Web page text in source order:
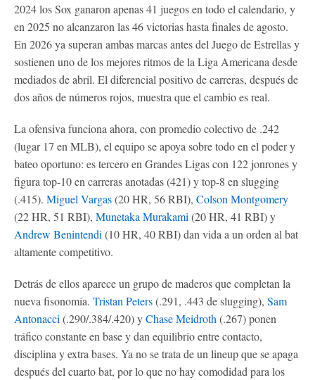
2024 los Sox ganaron apenas 41 juegos en todo el calendario, y
en 2025 no alcanzaron las 46 victorias hasta finales de agosto.
En 2026 ya superan ambas marcas antes del Juego de Estrellas y
sostienen uno de los mejores ritmos de la Liga Americana desde
mediados de abril. El diferencial positivo de carreras, después de
dos años de números rojos, muestra que el cambio es real.
La ofensiva funciona ahora, con promedio colectivo de .242
(lugar 17 en MLB), el equipo se apoya sobre todo en el poder y
bateo oportuno: es tercero en Grandes Ligas con 122 jonrones y
figura top-10 en carreras anotadas (421) y top-8 en slugging
(.415). Miguel Vargas(20 HR, 56 RBI), Colson Montgomery
(22 HR, 51 RBI), Munetaka Murakami (20 HR, 41 RBI) y
Andrew Benintendi (10 HR, 40 RBI) dan vida a un orden al bat
altamente competitivo.
Detrás de ellos aparece un grupo de maderos que completan la
nueva fisonomía. Tristan Peters(.291, .443 de slugging), Sam
Antonacci (.290/.384/.420) yChase Meidroth (.267) ponen
tráfico constante en base y dan equilibrio entre contacto,
disciplina y extra bases. Ya no se trata de un lineup que se apaga
después del cuarto bat, por lo que no hay comodidad para los